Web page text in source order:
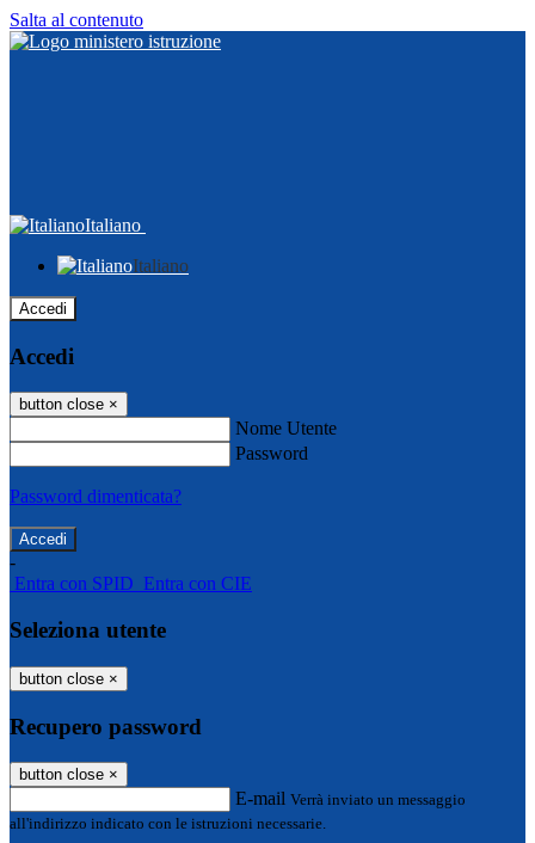
Salta al contenuto
Italiano
Italiano
Accedi
Accedi
button close ×
Nome Utente
Password
Password dimenticata?
-
Entra con SPID Entra con CIE
Seleziona utente
button close ×
Recupero password
button close ×
E-mail Verrà inviato un messaggio
all'indirizzo indicato con le istruzioni necessarie.